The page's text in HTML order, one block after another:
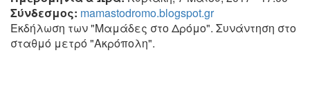
Σύνδεσμος: mamastodromo.blogspot.gr
Εκδήλωση των "Μαμάδες στο Δρόμο". Συνάντηση στο
σταθμό μετρό "Ακρόπολη".